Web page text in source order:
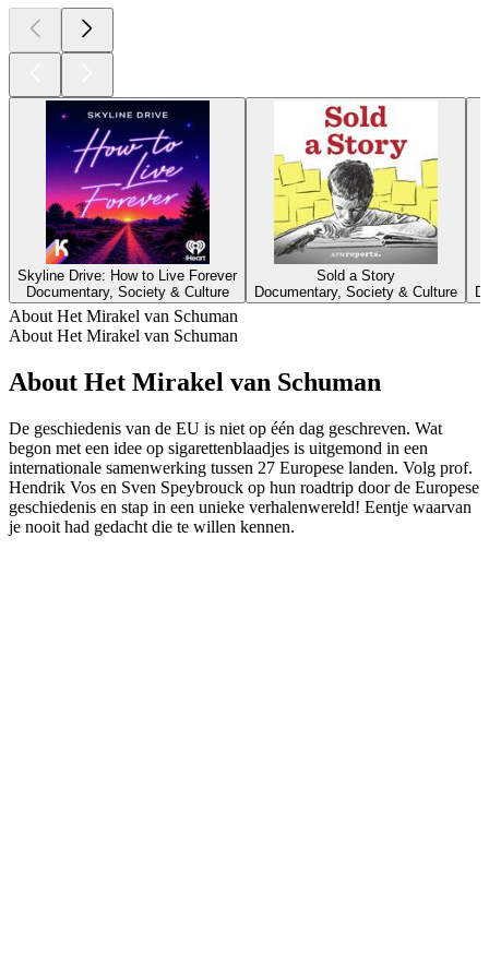
Skyline Drive: How to Live Forever
Documentary, Society & Culture
Sold a Story
Documentary, Society & Culture
About Het Mirakel van Schuman
About Het Mirakel van Schuman
About Het Mirakel van Schuman
De geschiedenis van de EU is niet op één dag geschreven. Wat
begon met een idee op sigarettenblaadjes is uitgemond in een
internationale samenwerking tussen 27 Europese landen. Volg prof.
Hendrik Vos en Sven Speybrouck op hun roadtrip door de Europese
geschiedenis en stap in een unieke verhalenwereld! Eentje waarvan
je nooit had gedacht die te willen kennen.